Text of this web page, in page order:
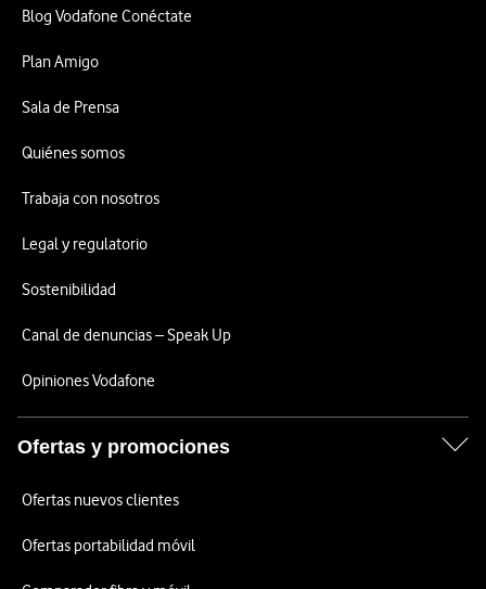
Blog Vodafone Conéctate
Plan Amigo
Sala de Prensa
Quiénes somos
Trabaja con nosotros
Legal y regulatorio
Sostenibilidad
Canal de denuncias – Speak Up
Opiniones Vodafone
Ofertas y promociones
Ofertas nuevos clientes
Ofertas portabilidad móvil